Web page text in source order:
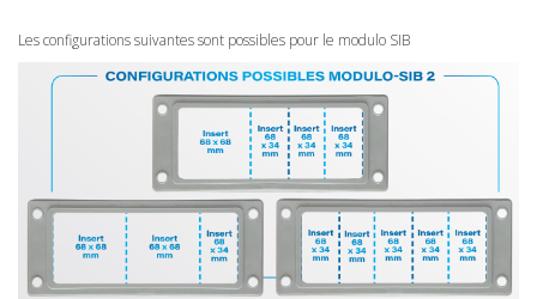
Les configurations suivantes sont possibles pour le modulo SIB